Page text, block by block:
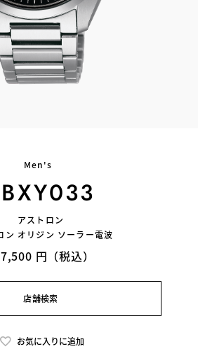
Men's
アストロン
ン オリジン ソーラー電波
円（税込）
店舗検索
お気に入りに追加